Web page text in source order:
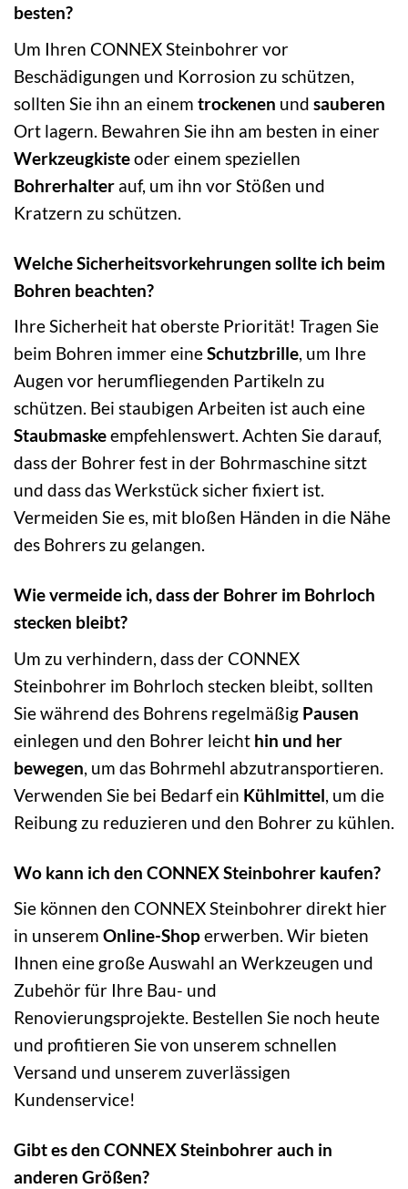
besten?
Um Ihren CONNEX Steinbohrer vor
Beschädigungen und Korrosion zu schützen,
sollten Sie ihn an einem trockenen und sauberen
Ort lagern. Bewahren Sie ihn am besten in einer
Werkzeugkisteoder einem speziellen
Bohrerhalter auf, um ihn vor Stößen und
Kratzern zu schützen.
Welche Sicherheitsvorkehrungen sollte ich beim
Bohren beachten?
Ihre Sicherheit hat oberste Priorität! Tragen Sie
beim Bohren immer eineSchutzbrille, um Ihre
Augen vor herumfliegenden Partikeln zu
schützen. Bei staubigen Arbeiten ist auch eine
Staubmaskeempfehlenswert. Achten Sie darauf,
dass der Bohrer fest in der Bohrmaschine sitzt
und dass das Werkstück sicher fixiert ist.
Vermeiden Sie es, mit bloßen Händen in die Nähe
des Bohrers zu gelangen.
Wie vermeide ich, dass der Bohrer im Bohrloch
stecken bleibt?
Um zu verhindern, dass der CONNEX
Steinbohrer im Bohrloch stecken bleibt, sollten
Sie während des Bohrens regelmäßig Pausen
einlegen und den Bohrer leicht hin und her
bewegen, um das Bohrmehl abzutransportieren.
Verwenden Sie bei Bedarf ein Kühlmittel, um die
Reibung zu reduzieren und den Bohrer zu kühlen.
Wo kann ich den CONNEX Steinbohrer kaufen?
Sie können den CONNEX Steinbohrer direkt hier
in unserem Online-Shoperwerben. Wir bieten
Ihnen eine große Auswahl an Werkzeugen und
Zubehör für Ihre Bau- und
Renovierungsprojekte. Bestellen Sie noch heute
und profitieren Sie von unserem schnellen
Versand und unserem zuverlässigen
Kundenservice!
Gibt es den CONNEX Steinbohrer auch in
anderen Größen?